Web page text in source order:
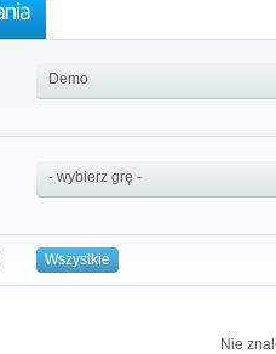
Wszystkie
Nie